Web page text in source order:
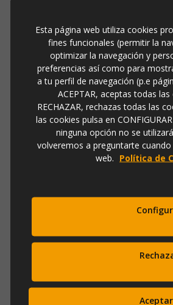
Contacto
973 501 496
EMail
info@ibergada.com
Consola modernaR16de la colección
Realizada en madera y lacada en color
Posibilidad de otros acabados
Diseño original y atemporal,
elegancia y modernidad a tu recibidor.
pared, para mayor seguridad. Espejo
Esta página web utiliza cookies
fines funcionales (permitir la
optimizar la navegación y
preferencias así como para
a tu perfil de navegación (p.e
ACEPTAR, aceptas todas
RECHAZAR, rechazas todas las
las cookies pulsa en
ninguna opción no se
volveremos a preguntarte
web. Política de
Aceptar